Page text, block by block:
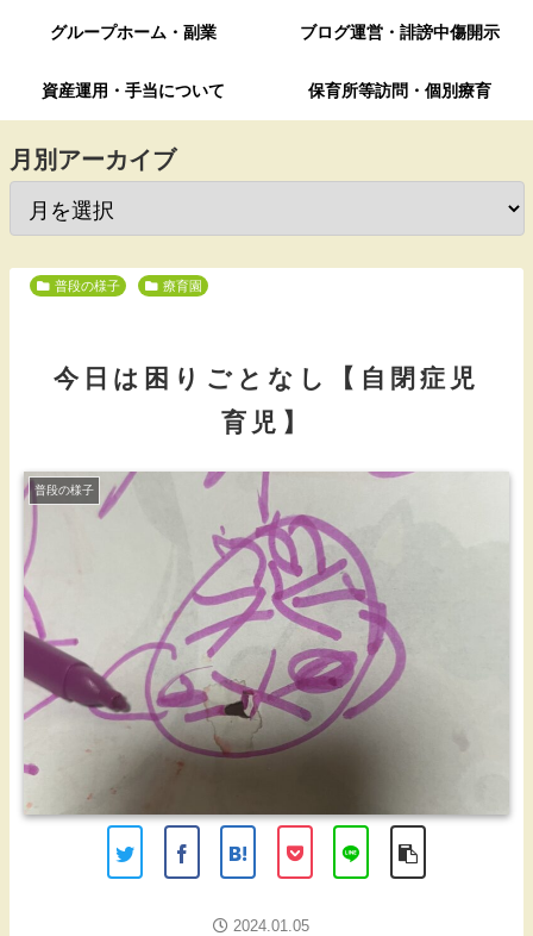
グループホーム・副業 ブログ運営・誹謗中傷開示
資産運用・手当について 保育所等訪問・個別療育
月別アーカイブ
普段の様子 療育園
今日は困りごとなし【自閉症児
育児】
普段の様子
2024.01.05